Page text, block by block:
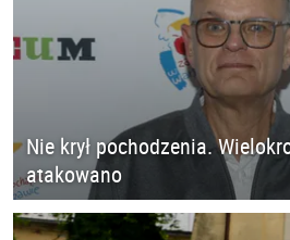
Nie krył pochodzenia.
atakowano